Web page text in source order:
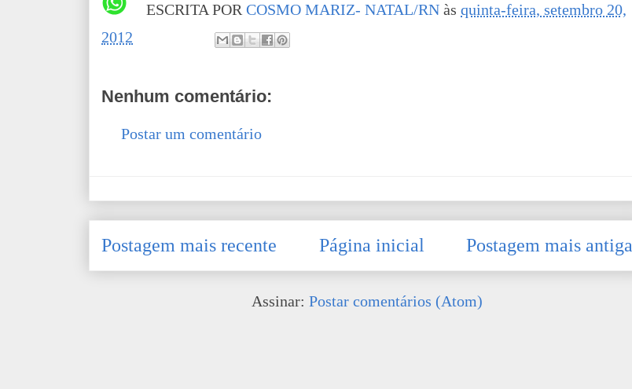
ESCRITA POR COSMO MARIZ- NATAL/RN às quinta-feira, setembro 20,
2012
Nenhum comentário:
Postar um comentário
Postagem mais recente Postagem mais antiga
Página inicial
Assinar: Postar comentários (Atom)